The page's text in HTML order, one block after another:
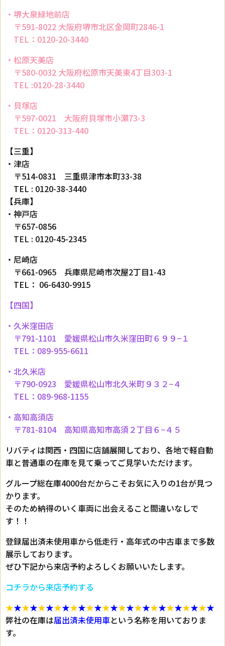
・堺大泉緑地前店
〒591-8022 大阪府堺市北区金岡町2846-1
TEL：0120-20-3440
・松原天美店
〒580-0032 大阪府松原市天美東4丁目303-1
TEL :0120-28-3440
・貝塚店
〒597-0021 大阪府貝塚市小瀬73-3
TEL：0120-313-440
【三重】
・津店
〒514-0831 三重県津市本町33-38
TEL : 0120-38-3440
【兵庫】
・神戸店
〒657-0856
TEL : 0120-45-2345
・尼崎店
〒661-0965 兵庫県尼崎市次屋2丁目1-43
TEL： 06-6430-9915
【四国】
・久米窪田店
〒791-1101 愛媛県松山市久米窪田町６９９−１
TEL：089-955-6611
・北久米店
〒790-0923 愛媛県松山市北久米町９３２−４
TEL：089-968-1155
・高知高須店
〒781-8104 高知県高知市高須２丁目６−４５
リバティは関西・四国に店舗展開しており、各地で軽自動
車と普通車の在庫を見て乗ってご見学いただけます。
グループ総在庫4000台だからこそお気に入りの1台が見つ
かります。
そのため納得のいく車両に出会えること間違いなしで
す！！
登録届出済未使用車から低走行・高年式の中古車まで多数
展示しております。
ぜひ下記から来店予約よろしくお願いいたします。
コチラから来店予約する
★★★★★★★★★★★★★★★★★★★★★★★★★★
弊社の在庫は届出済未使用車という名称を用いておりま
す。